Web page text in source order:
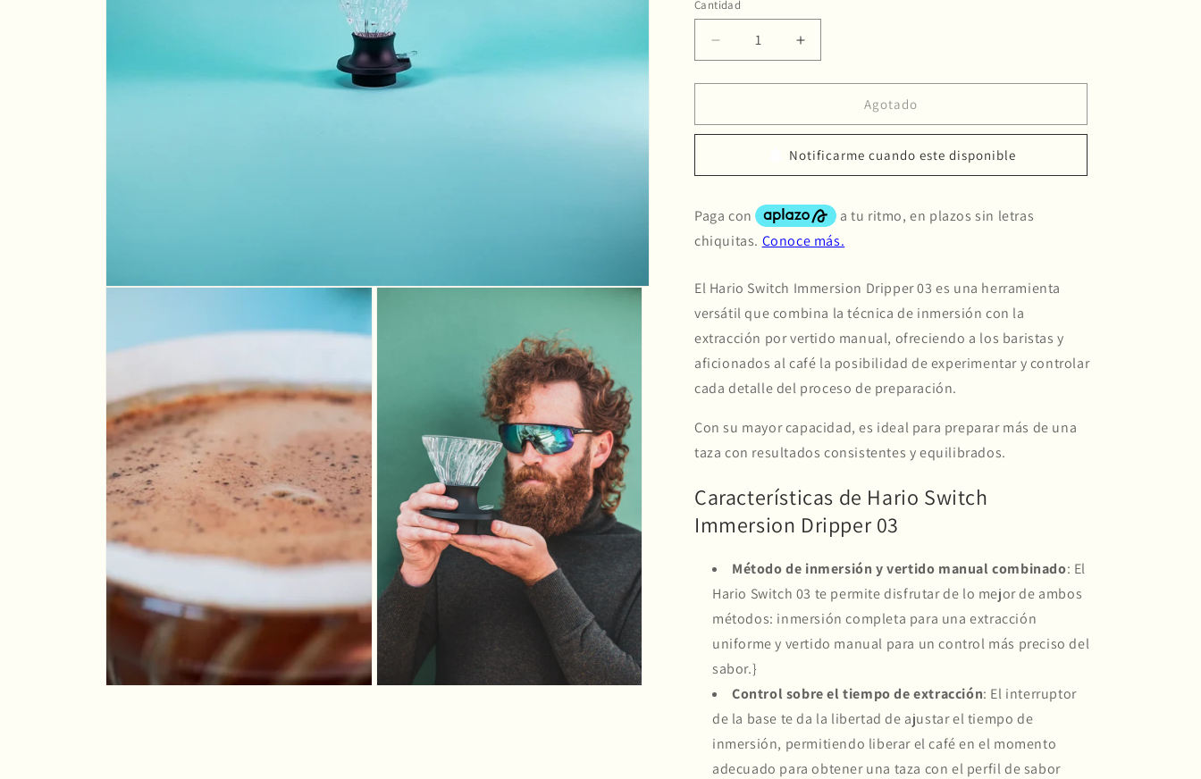
Cantidad
Reducir
cantidad
para
SWITCH
03
Aumentar
cantidad
para
SWITCH
Dripper
03
Agotado
Notificarme cuando este disponible
El Hario Switch Immersion Dripper 03 es una herramienta
versátil que combina la técnica de inmersión con la
extracción por vertido manual, ofreciendo a los baristas y
aficionados al café la posibilidad de experimentar y controlar
cada detalle del proceso de preparación.
Con su mayor capacidad, es ideal para preparar más de una
taza con resultados consistentes y equilibrados.
Características de Hario Switch
Immersion Dripper 03
Método de inmersión y vertido manual combinado: El
Hario Switch 03 te permite disfrutar de lo mejor de ambos
métodos: inmersión completa para una extracción
uniforme y vertido manual para un control más preciso del
sabor.}
Control sobre el tiempo de extracción: El interruptor
de la base te da la libertad de ajustar el tiempo de
inmersión, permitiendo liberar el café en el momento
adecuado para obtener una taza con el perfil de sabor